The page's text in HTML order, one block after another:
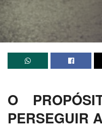
O
PERSEGUIR